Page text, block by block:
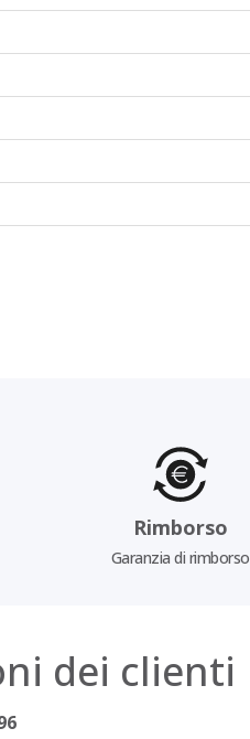
Rimborso
Garanzia di rimborso
dei clienti